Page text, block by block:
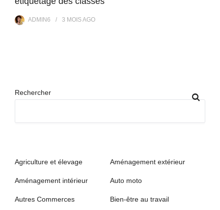
ADMIN6 3 MOISAGO
Rechercher
Agriculture et élevage Aménagement extérieur
Aménagement intérieur Auto moto
Autres Commerces Bien-être au travail